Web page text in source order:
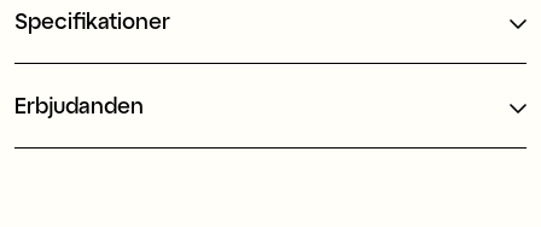
Specifikationer
Erbjudanden